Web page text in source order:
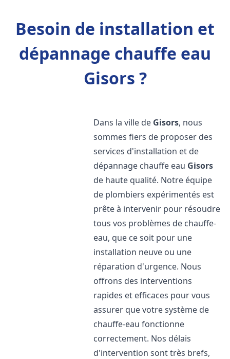
Besoin de installation et
dépannage chauffe eau
Gisors ?
Dans la ville de Gisors, nous
sommes fiers de proposer des
services d'installation et de
dépannage chauffe eau Gisors
de haute qualité. Notre équipe
de plombiers expérimentés est
prête à intervenir pour résoudre
tous vos problèmes de chauffe-
eau, que ce soit pour une
installation neuve ou une
réparation d'urgence. Nous
offrons des interventions
rapides et efficaces pour vous
assurer que votre système de
chauffe-eau fonctionne
correctement. Nos délais
d'intervention sont très brefs,